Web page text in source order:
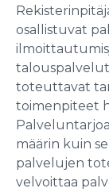
osallistuvat
toteuttavat
toimenpiteet
määrin kuin
palvelujen
velvoittaa